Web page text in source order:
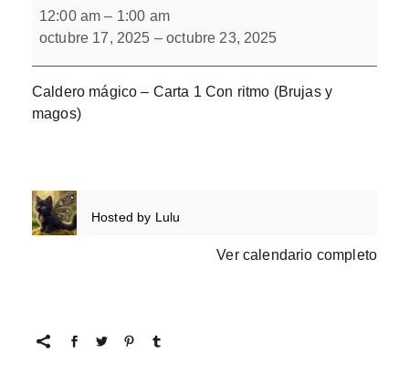
mágico
con
ritmo
12:00 am – 1:00 am
octubre 17, 2025 –octubre 23, 2025
Caldero mágico – Carta 1 Con ritmo (Brujas y
magos)
Hosted by Lulu
Ver calendario completo